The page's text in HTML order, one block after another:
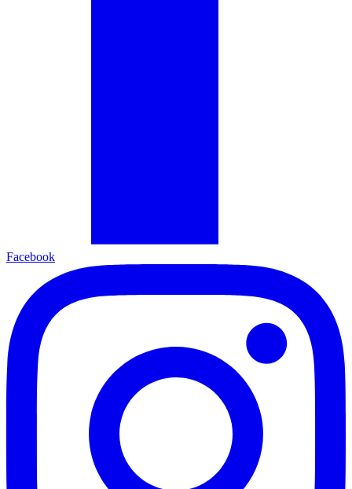
Facebook